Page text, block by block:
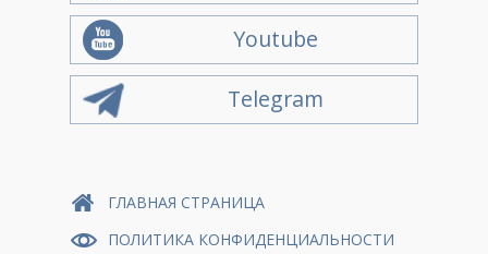
Youtube
Telegram
ГЛАВНАЯ СТРАНИЦА
ПОЛИТИКА КОНФИДЕНЦИАЛЬНОСТИ